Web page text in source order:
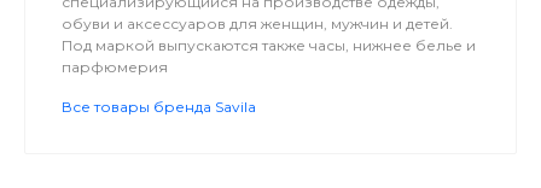
обуви и аксессуаров для женщин, мужчин и детей.
Под маркой выпускаются также часы, нижнее белье и
парфюмерия
Все товары бренда Savila